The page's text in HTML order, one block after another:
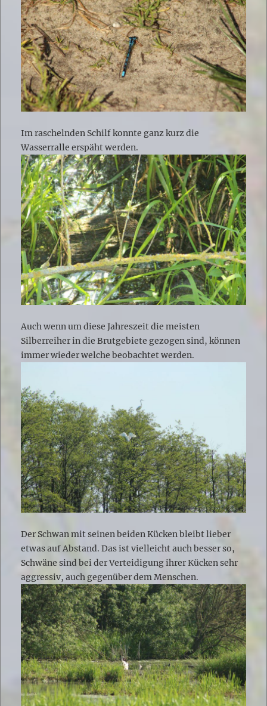
Im raschelnden Schilf konnte ganz kurz die
Wasserralle erspäht werden.
Auch wenn um diese Jahreszeit die meisten
Silberreiher in die Brutgebiete gezogen sind, können
immer wieder welche beobachtet werden.
Der Schwan mit seinen beiden Kücken bleibt lieber
etwas auf Abstand. Das ist vielleicht auch besser so,
Schwäne sind bei der Verteidigung ihrer Kücken sehr
aggressiv, auch gegenüber dem Menschen.